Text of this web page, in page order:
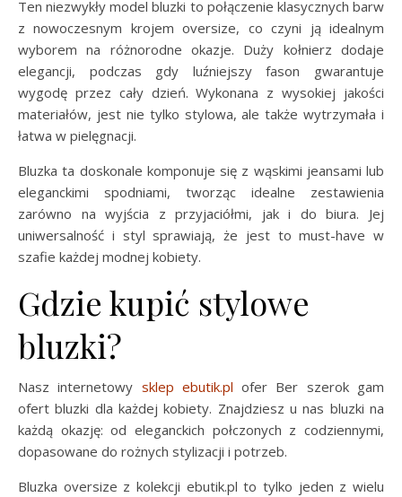
Ten niezwykły model bluzki to połączenie klasycznych barw
z nowoczesnym krojem oversize, co czyni ją idealnym
wyborem na różnorodne okazje. Duży kołnierz dodaje
elegancji, podczas gdy luźniejszy fason gwarantuje
wygodę przez cały dzień. Wykonana z wysokiej jakości
materiałów, jest nie tylko stylowa, ale także wytrzymała i
łatwa w pielęgnacji.
Bluzka ta doskonale komponuje się z wąskimi jeansami lub
eleganckimi spodniami, tworząc idealne zestawienia
zarówno na wyjścia z przyjaciółmi, jak i do biura. Jej
uniwersalność i styl sprawiają, że jest to must-have w
szafie każdej modnej kobiety.
Gdzie kupić stylowe
bluzki?
Nasz internetowy sklep ebutik.pl ofer Ber szerok gam
ofert bluzki dla każdej kobiety. Znajdziesz u nas bluzki na
każdą okazję: od eleganckich połczonych z codziennymi,
dopasowane do rożnych stylizacji i potrzeb.
Bluzka oversize z kolekcji ebutik.pl to tylko jeden z wielu